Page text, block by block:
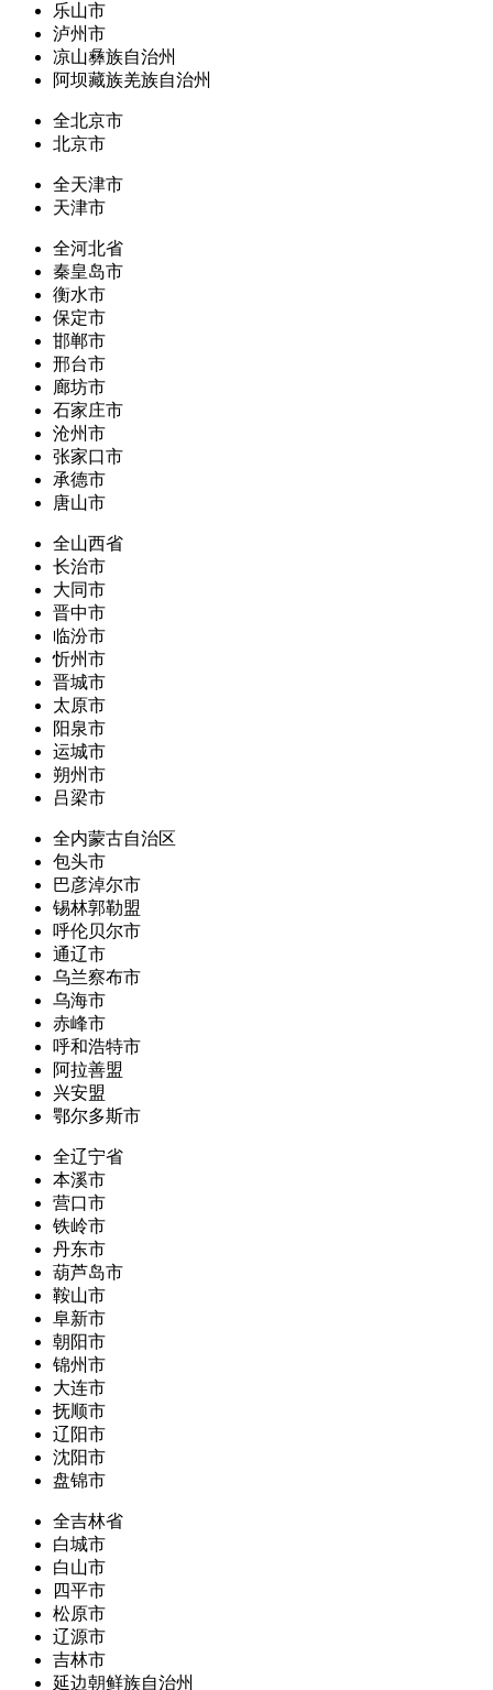
乐山市
泸州市
凉山彝族自治州
阿坝藏族羌族自治州
全北京市
北京市
全天津市
天津市
全河北省
秦皇岛市
衡水市
保定市
邯郸市
邢台市
廊坊市
石家庄市
沧州市
张家口市
承德市
唐山市
全山西省
长治市
大同市
晋中市
临汾市
忻州市
晋城市
太原市
阳泉市
运城市
朔州市
吕梁市
全内蒙古自治区
包头市
巴彦淖尔市
锡林郭勒盟
呼伦贝尔市
通辽市
乌兰察布市
乌海市
赤峰市
呼和浩特市
阿拉善盟
兴安盟
鄂尔多斯市
全辽宁省
本溪市
营口市
铁岭市
丹东市
葫芦岛市
鞍山市
阜新市
朝阳市
锦州市
大连市
抚顺市
辽阳市
沈阳市
盘锦市
全吉林省
白城市
白山市
四平市
松原市
辽源市
吉林市
延边朝鲜族自治州